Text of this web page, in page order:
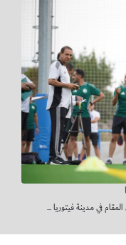
في مدينة فيتوريا ...